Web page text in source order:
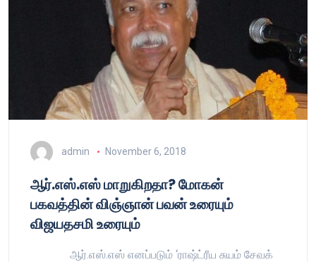
admin November 6, 2018
ஆர்.எஸ்.எஸ் மாறுகிறதா? மோகன்
பகவத்தின் விஞ்ஞான் பவன் உரையும்
விஜயதசமி உரையும்
ஆர்.எஸ்.எஸ் எனப்படும் ‘ராஷ்ட்ரீய சுயம் சேவக்